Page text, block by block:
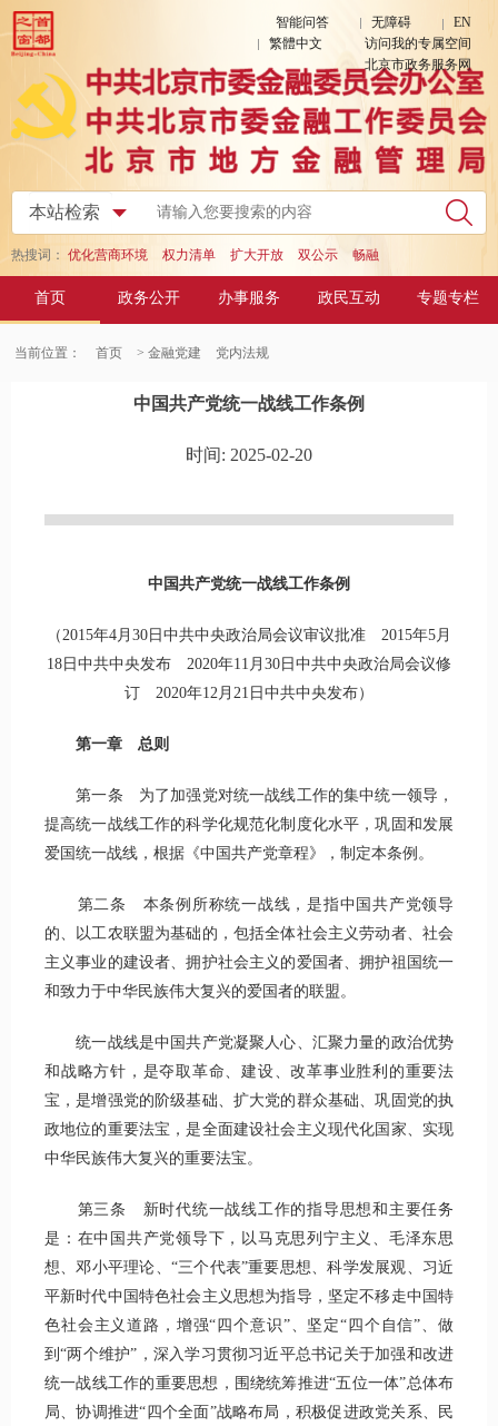
智能问答 无障碍
EN
繁體中文
访问我的专属空间
北京市政务服务网
热搜词： 优化营商环境 权力清单 扩大开放 双公示 畅融
首页 政务公开 办事服务 政民互动 专题专栏
当前位置： 首页 > 金融党建 党内法规
中国共产党统一战线工作条例
时间: 2025-02-20
中国共产党统一战线工作条例
（2015年4月30日中共中央政治局会议审议批准 2015年5月
18日中共中央发布 2020年11月30日中共中央政治局会议修
订 2020年12月21日中共中央发布）
第一章 总则
第一条 为了加强党对统一战线工作的集中统一领导，
提高统一战线工作的科学化规范化制度化水平，巩固和发展
爱国统一战线，根据《中国共产党章程》，制定本条例。
第二条 本条例所称统一战线，是指中国共产党领导
的、以工农联盟为基础的，包括全体社会主义劳动者、社会
主义事业的建设者、拥护社会主义的爱国者、拥护祖国统一
和致力于中华民族伟大复兴的爱国者的联盟。
统一战线是中国共产党凝聚人心、汇聚力量的政治优势
和战略方针，是夺取革命、建设、改革事业胜利的重要法
宝，是增强党的阶级基础、扩大党的群众基础、巩固党的执
政地位的重要法宝，是全面建设社会主义现代化国家、实现
中华民族伟大复兴的重要法宝。
第三条 新时代统一战线工作的指导思想和主要任务
是：在中国共产党领导下，以马克思列宁主义、毛泽东思
想、邓小平理论、“三个代表”重要思想、科学发展观、习近
平新时代中国特色社会主义思想为指导，坚定不移走中国特
色社会主义道路，增强“四个意识”、坚定“四个自信”、做
到“两个维护”，深入学习贯彻习近平总书记关于加强和改进
统一战线工作的重要思想，围绕统筹推进“五位一体”总体布
局、协调推进“四个全面”战略布局，积极促进政党关系、民